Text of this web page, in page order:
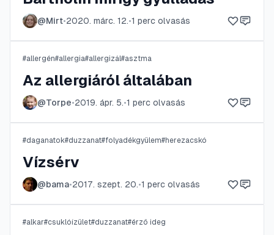
@Mirt•2020. márc. 12.•1 perc olvasás
#allergén#allergia#allergizál#asztma
Az allergiáról általában
@Torpe•2019. ápr. 5.•1 perc olvasás
#daganatok#duzzanat#folyadékgyülem#herezacskó
Vízsérv
@bama•2017. szept. 20.•1 perc olvasás
#alkar#csuklóízület#duzzanat#érző ideg